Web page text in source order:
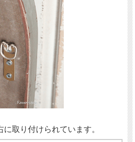
取り付けられています。